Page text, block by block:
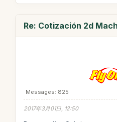
Re: Cotización 2d
Messages: 825
2017年3月01日, 12:50